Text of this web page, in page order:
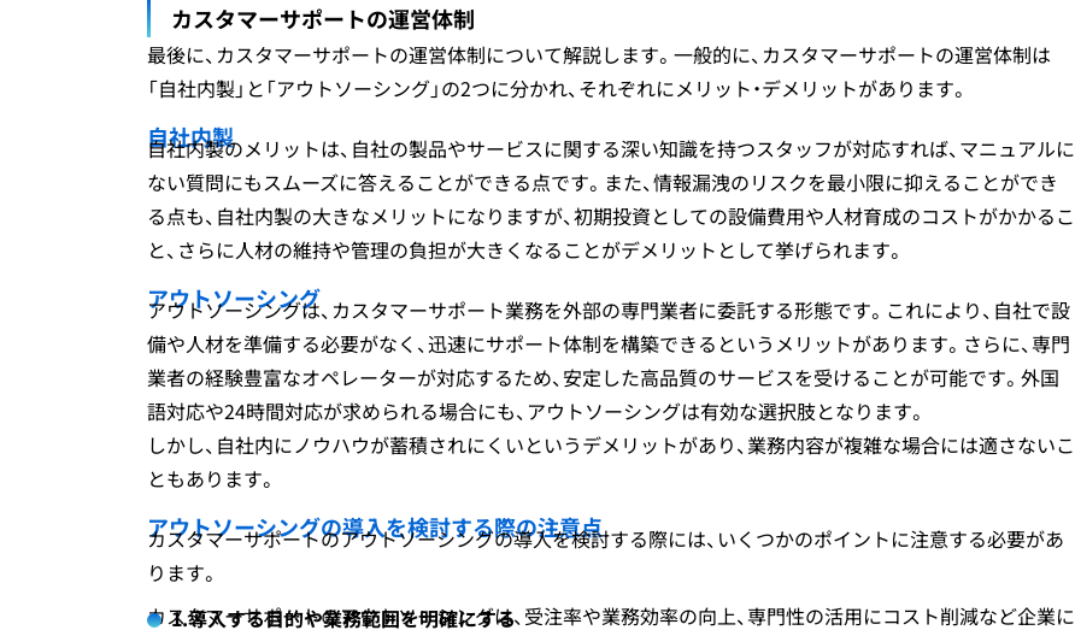
カスタマーサポートの運営体制
最後に、カスタマーサポートの運営体制について解説します。一般的に、カスタマーサポートの運営体制は
「自社内製」と「アウトソーシング」の2つに分かれ、それぞれにメリット・デメリットがあります。
自社内製
自社内製のメリットは、自社の製品やサービスに関する深い知識を持つスタッフが対応すれば、マニュアルに
ない質問にもスムーズに答えることができる点です。また、情報漏洩のリスクを最小限に抑えることができ
る点も、自社内製の大きなメリットになりますが、初期投資としての設備費用や人材育成のコストがかかるこ
と、さらに人材の維持や管理の負担が大きくなることがデメリットとして挙げられます。
アウトソーシング
アウトソーシングは、カスタマーサポート業務を外部の専門業者に委託する形態です。これにより、自社で設
備や人材を準備する必要がなく、迅速にサポート体制を構築できるというメリットがあります。さらに、専門
業者の経験豊富なオペレーターが対応するため、安定した高品質のサービスを受けることが可能です。外国
語対応や24時間対応が求められる場合にも、アウトソーシングは有効な選択肢となります。
しかし、自社内にノウハウが蓄積されにくいというデメリットがあり、業務内容が複雑な場合には適さないこ
ともあります。
アウトソーシングの導入を検討する際の注意点
カスタマーサポートのアウトソーシングの導入を検討する際には、いくつかのポイントに注意する必要があ
ります。
1.導入する目的や業務範囲を明確にする
カスタマーサポートのアウトソーシングは、受注率や業務効率の向上、専門性の活用にコスト削減など企業に